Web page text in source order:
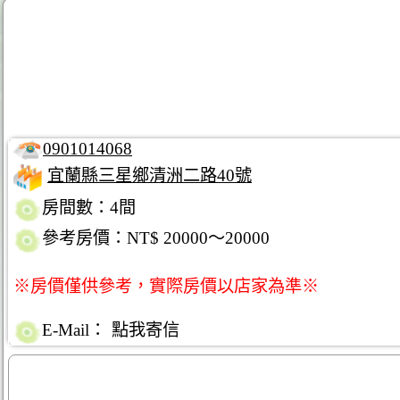
0901014068
宜蘭縣三星鄉清洲二路40號
房間數：4間
參考房價：NT$ 20000～20000
※房價僅供參考，實際房價以店家為準※
E-Mail： 點我寄信